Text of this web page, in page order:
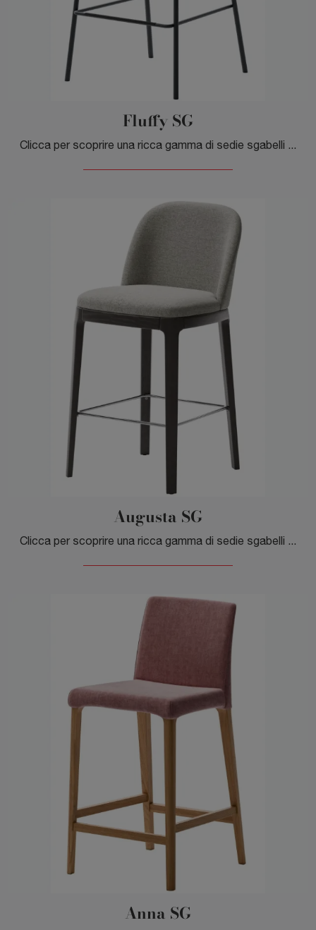
Fluffy SG
Clicca per scoprire una ricca gamma di sedie sgabelli per stanze moderne: il modello Fluffy SG di Veneta Cucine ti sta aspettando!
Augusta SG
Clicca per scoprire una ricca gamma di sedie sgabelli per stanze moderne: il modello Augusta SG di Veneta Cucine ti attende!
Anna SG